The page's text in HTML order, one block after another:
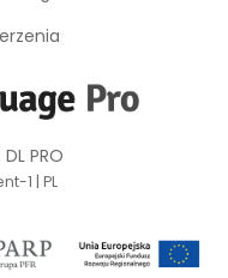
PRO
1 | PL